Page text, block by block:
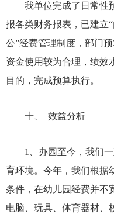
我单位完成了日常性
报各类财务报表，已建立
公”经费管理制度，部门
资金使用较为合理，绩效
目的，完成预算执行。
十、 效益分析
1、办园至今，我们
育环境。今年，我们根据
条件，在幼儿园经费并不
电脑、玩具、体育器材、